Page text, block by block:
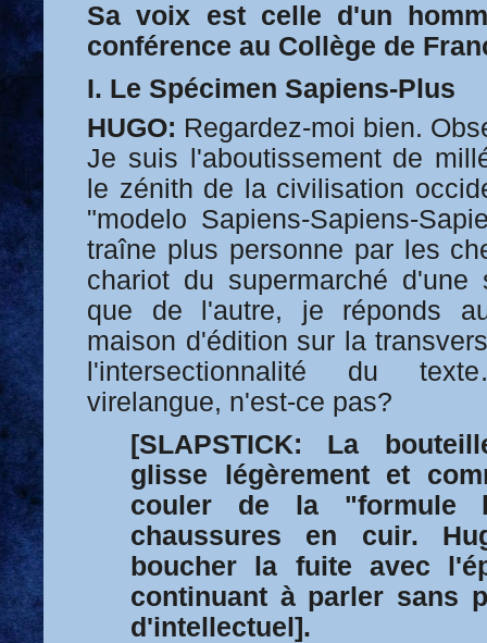
Sa voix est celle d'un
conférence au Collège de
I. Le Spécimen Sapiens-Plus
HUGO: Regardez-moi bien.
Je suis l'aboutissement de
le zénith de la civilisation
"modelo Sapiens-Sapiens-
traîne plus personne par les
chariot du supermarché d'une
que de l'autre, je réponds
maison d'édition sur la
l'intersectionnalité du
virelangue, n'est-ce pas?
[SLAPSTICK: La
glisse légèrement et
couler de la "formule
chaussures en cuir.
boucher la fuite avec
continuant à parler sans
d'intellectuel].